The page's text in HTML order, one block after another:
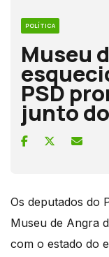
POLÍTICA
Museu
PSD
junto
Os deputados do
Museu de Angra
com o estado do